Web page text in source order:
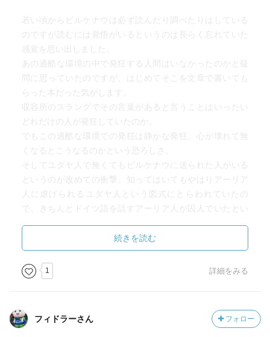
若い頃からビルケナウは必ず読んだり調べたりはしている
のですが読むには覚悟がいるというのは長らく忘れていた
感覚を思い出しました。
あの過酷な環境の中で発狂する人間はいなかったのかと疑
問に思っていたのですが、はじめてそこを文章で書いても
らった本だった気がします。
収容所のスラングでその言葉があると言うことはいったい
どれだけの人が発狂していたのか。
でもこの過酷な環境での発狂は静かな発狂。心が壊れて無
くなるとこうなるのかという恐ろしさ。
そしてユダヤ人で無くてもビルケナウに送られた人がいる
というのが改めての衝撃。知ってはいてもやはりアーリア
人に虐げられるユダヤ人という図式にとらわれていたの
で、きちんとドイツ語を話すアーリア人が囚人でいたとい
あのナチ政権での息苦しさはどれほどだったのか。
音楽が身を助けるのでは無く、音楽に疑問を持つ環境で、
演奏することが肩身が狭くなるというのは本当にかわいそ
うです。
んだのですが、所詮ビルケナウ。
ユダヤ人だけではなくいろいろな国の囚人がいて、いろん
続きを読む
1 詳細をみる
フィドラーさん フォロー